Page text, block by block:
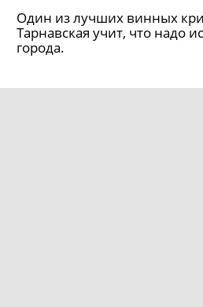
Один из лучших винных
Тарнавская учит, что надо
города.